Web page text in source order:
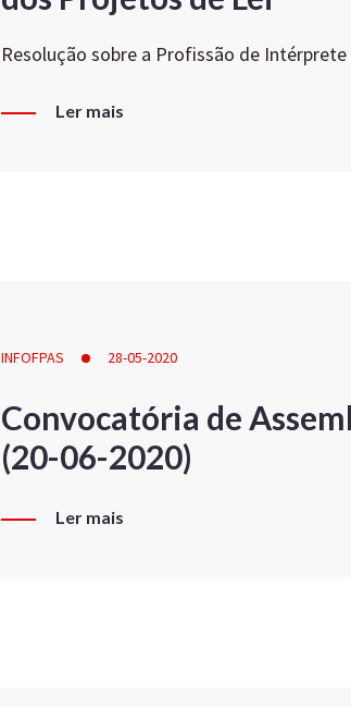
Resolução sobre a Profissão de Intérprete
Ler mais
INFOFPAS 28-05-2020
Convocatória de
(20-06-2020)
Ler mais